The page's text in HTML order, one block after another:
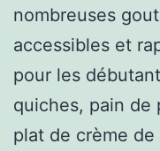
nombreuses
accessibles et
pour les
quiches, pain de
plat de crème